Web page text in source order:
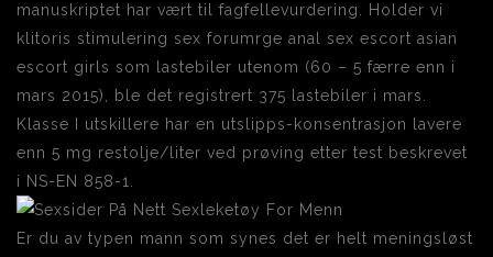
manuskriptet har vært til fagfellevurdering. Holder vi
klitoris stimulering sex forumrge anal sex escort asian
escort girls som lastebiler utenom (60 – 5 færre enn i
mars 2015), ble det registrert 375 lastebiler i mars.
Klasse I utskillere har en utslipps-konsentrasjon lavere
enn 5 mg restolje/liter ved prøving etter test beskrevet
i NS-EN 858-1.
Er du av typen mann som synes det er helt meningsløst